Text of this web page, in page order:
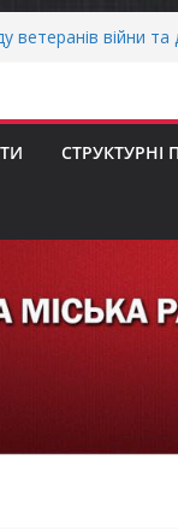
ветеранів війни
рада встановила
СТРУКТУРНІ